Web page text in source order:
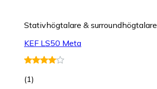
Stativhögtalare & surroundhögtalare
KEF LS50 Meta
(1)